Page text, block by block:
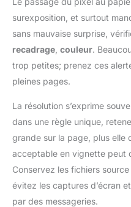
surexposition, et surtout
sans mauvaise surprise,
recadrage couleur.
trop petites; prenez ces
pleines pages.
La résolution s’exprime
dans une règle unique,
grande sur la page, plus elle
acceptable en vignette peut
Conservez les fichiers
évitez les captures d’écran
par des messageries.